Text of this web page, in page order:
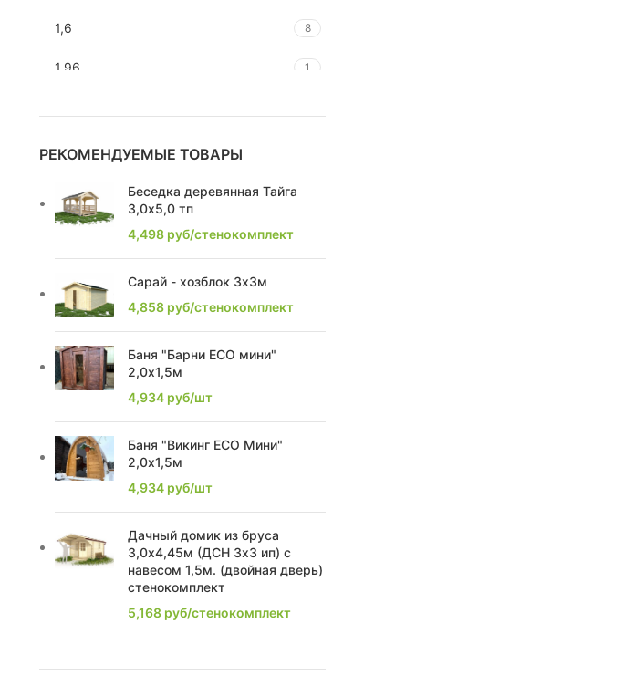
1,6 8
1,96 1
1,81
2,52
2,76 2
2,28
2,4
2,17 1
2,2
2,74
1
РЕКОМЕНДУЕМЫЕ ТОВАРЫ
Беседка деревянная Тайга
3,0х5,0 тп
4,498 руб/стенокомплект
Сарай - хозблок 3х3м
4,858 руб/стенокомплект
Баня "Барни ECO мини"
2,0х1,5м
4,934 руб/шт
Баня "Викинг ECO Мини"
2,0х1,5м
4,934 руб/шт
Дачный домик из бруса
3,0х4,45м (ДСН 3х3 ип) с
навесом 1,5м. (двойная дверь)
стенокомплект
5,168 руб/стенокомплект